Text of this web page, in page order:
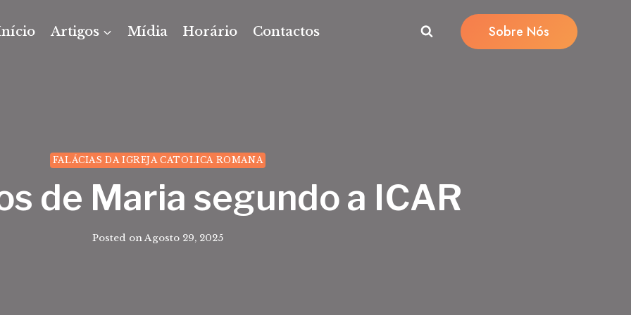
Artigos Mídia Horário Contactos Sobre Nós
FALÁCIAS DA IGREJA CATOLICA ROMANA
de Maria segundo a ICAR
Posted onAgosto 29, 2025